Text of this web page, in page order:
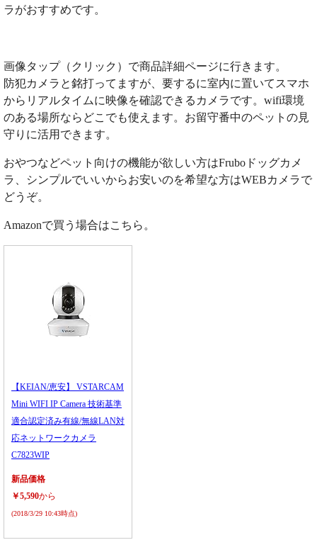
ラがおすすめです。
画像タップ（クリック）で商品詳細ページに行きます。
防犯カメラと銘打ってますが、要するに室内に置いてスマホ
からリアルタイムに映像を確認できるカメラです。wifi環境
のある場所ならどこでも使えます。お留守番中のペットの見
守りに活用できます。
おやつなどペット向けの機能が欲しい方はFruboドッグカメ
ラ、シンプルでいいからお安いのを希望な方はWEBカメラで
どうぞ。
Amazonで買う場合はこちら。
【KEIAN/恵安】 VSTARCAM
Mini WIFI IP Camera 技術基準
適合認定済み有線/無線LAN対
応ネットワークカメラ
C7823WIP
新品価格
￥5,590から
(2018/3/29 10:43時点)